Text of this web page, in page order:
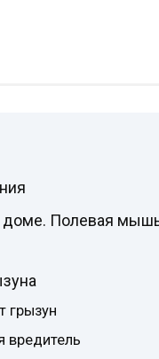
Полевая
грызун
вредитель